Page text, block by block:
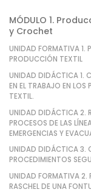
MÓDULO 1.
y Crochet
UNIDAD FORMATIVA 1.
PRODUCCIÓN TEXTIL
UNIDAD DIDÁCTICA 1.
EN EL TRABAJO EN LOS
TEXTIL.
UNIDAD DIDÁCTICA 2.
PROCESOS DE LAS
EMERGENCIAS Y
UNIDAD DIDÁCTICA 3.
PROCEDIMIENTOS
UNIDAD FORMATIVA 2.
RASCHEL DE UNA